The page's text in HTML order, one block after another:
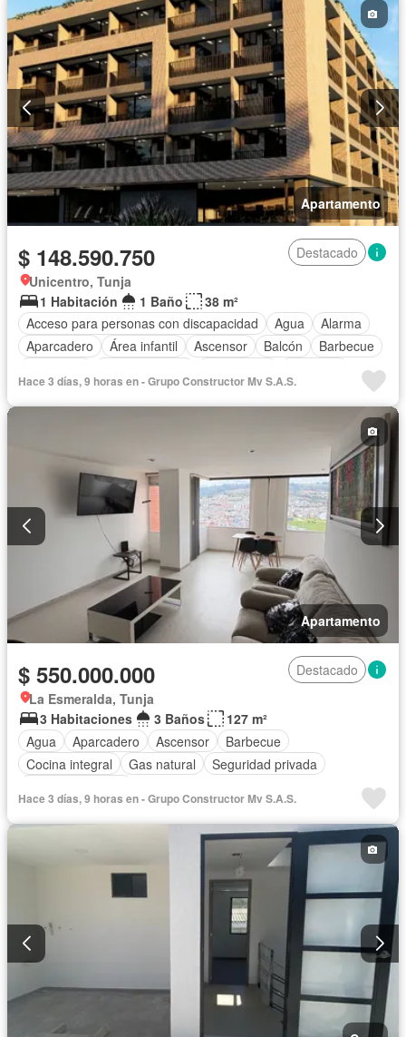
Apartamento
$ 148.590.750
Destacado
Unicentro, Tunja
1 Habitación
1 Baño
38 m²
Acceso para personas con discapacidad
Agua
Alarma
Aparcadero
Área infantil Ascensor Balcón
Barbecue
Internet
Jardín Seguridad privada
Tanque de agua
Hace 3 días, 9 horas en - Grupo Constructor Mv S.A.S.
Apartamento
$ 550.000.000
Destacado
La Esmeralda, Tunja
3 Habitaciones
3 Baños
127 m²
Agua
Aparcadero Ascensor
Barbecue
Cocina integral
Gas natural
Seguridad privada
Hace 3 días, 9 horas en - Grupo Constructor Mv S.A.S.